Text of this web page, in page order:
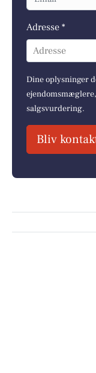
Adresse *
Adresse
Dine oplysninger
salgsvurdering.
Bliv